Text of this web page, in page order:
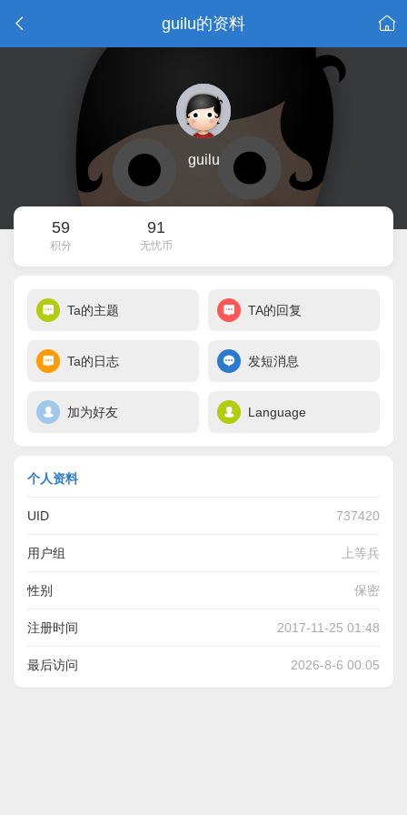
guilu的资料
guilu
59
积分
91
无忧币
Ta的主题 TA的回复
Ta的日志 发短消息
加为好友 Language
个人资料
UID 737420
用户组 上等兵
性别 保密
注册时间 2017-11-25 01:48
最后访问 2026-8-6 00:05